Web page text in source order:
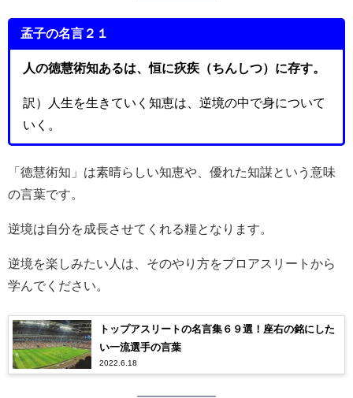
孟子の名言２１
人の徳慧術知あるは、恒に疢疾（ちんしつ）に存す。
訳）人生を生きていく知恵は、逆境の中で身について
いく。
「徳慧術知」は素晴らしい知恵や、優れた知謀という意味
の言葉です。
逆境は自分を成長させてくれる糧となります。
逆境を楽しみたい人は、そのやり方をプロアスリートから
学んでください。
トップアスリートの名言集６９選！座右の銘にした
い一流選手の言葉
2022.6.18